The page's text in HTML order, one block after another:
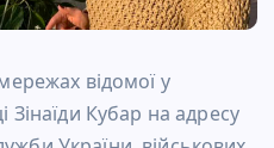
відомої у
Зінаїди Кубар на адресу